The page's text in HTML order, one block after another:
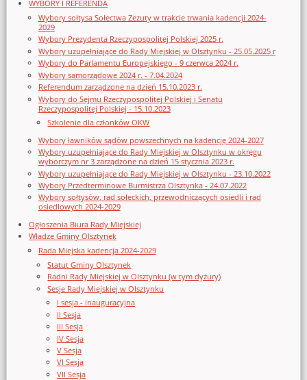
WYBORY I REFERENDA
Wybory sołtysa Sołectwa Zezuty w trakcie trwania kadencji 2024-
2029
Wybory Prezydenta Rzeczypospolitej Polskiej 2025 r.
Wybory uzupełniające do Rady Miejskiej w Olsztynku - 25.05.2025 r
Wybory do Parlamentu Europejskiego - 9 czerwca 2024 r.
Wybory samorządowe 2024 r. - 7.04.2024
Referendum zarządzone na dzień 15.10.2023 r.
Wybory do Sejmu Rzeczypospolitej Polskiej i Senatu
Rzeczypospolitej Polskiej - 15.10.2023
Szkolenie dla członków OKW
Wybory ławników sądów powszechnych na kadencję 2024-2027
Wybory uzupełniające do Rady Miejskiej w Olsztynku w okręgu
wyborczym nr 3 zarządzone na dzień 15 stycznia 2023 r.
Wybory uzupełniające do Rady Miejskiej w Olsztynku - 23.10.2022
Wybory Przedterminowe Burmistrza Olsztynka - 24.07.2022
Wybory sołtysów, rad sołeckich, przewodniczących osiedli i rad
osiedlowych 2024-2029
Ogłoszenia Biura Rady Miejskiej
Władze Gminy Olsztynek
Rada Miejska kadencja 2024-2029
Statut Gminy Olsztynek
Radni Rady Miejskiej w Olsztynku (w tym dyżury)
Sesje Rady Miejskiej w Olsztynku
I sesja - inauguracyjna
II Sesja
III Sesja
IV Sesja
V Sesja
VI Sesja
VII Sesja